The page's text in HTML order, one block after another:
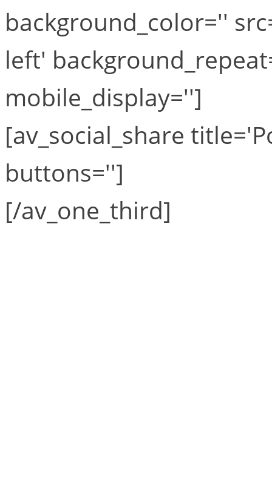
background_color=''
left'
mobile_display='']
[av_social_share
buttons='']
[/av_one_third]